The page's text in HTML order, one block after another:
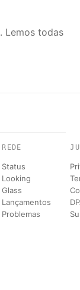
. Lemos todas
REDE
Status
Looking
Glass
Lançamentos
Problemas